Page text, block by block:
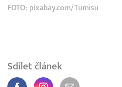
FOTO: pixabay.com/Tumisu
Sdílet článek